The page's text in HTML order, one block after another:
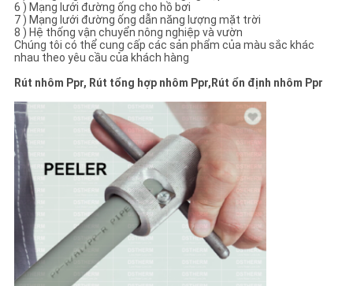
6 ) Mạng lưới đường ống cho hồ bơi
7 ) Mạng lưới đường ống dẫn năng lượng mặt trời
8 ) Hệ thống vận chuyển nông nghiệp và vườn
Chúng tôi có thể cung cấp các sản phẩm của màu sắc khác
nhau theo yêu cầu của khách hàng
Rút nhôm Ppr, Rút tổng hợp nhôm Ppr,Rút ổn định nhôm Ppr